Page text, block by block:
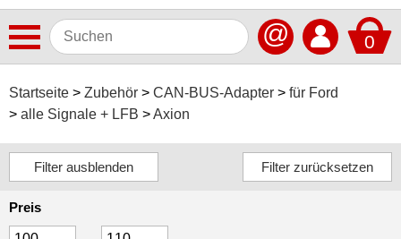
0
@
Startseite Zubehör CAN-BUS-Adapter
für Ford
alle Signale + LFB
Axion
Autoradios
Dashcams
Freisprechanlagen
Preis